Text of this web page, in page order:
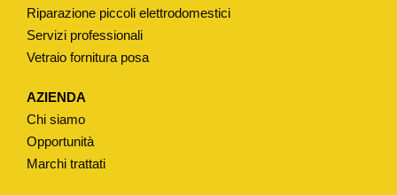
q
u
a
Riparazione piccoli elettrodomestici
Servizi professionali
Vetraio fornitura posa
AZIENDA
Chi siamo
Opportunità
Marchi trattati